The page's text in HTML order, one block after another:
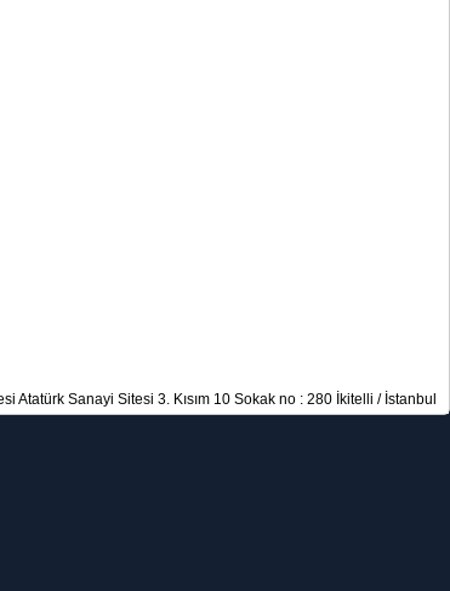
Atatürk Sanayi Sitesi 3. Kısım 10 Sokak no : 280 İkitelli / İstanbul